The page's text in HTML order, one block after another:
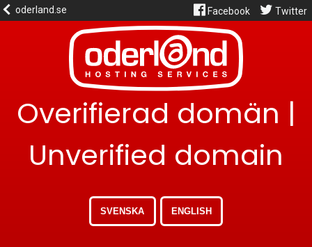
oderland.se Facebook Twitter
Overifierad domän |
Unverified domain
SVENSKA ENGLISH